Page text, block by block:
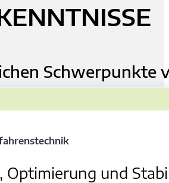
Schwerpunkte
Optimierung und